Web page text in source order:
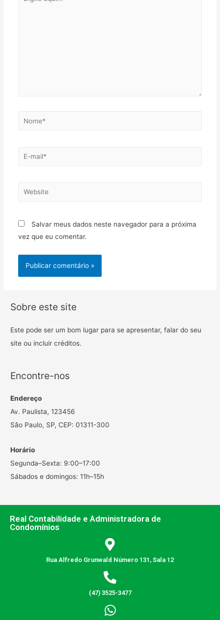
Salvar meus dados neste navegador para a próxima
vez que eu comentar.
Sobre este site
Este pode ser um bom lugar para se apresentar, falar do seu
site ou incluir créditos.
Encontre-nos
Endereço
Av. Paulista, 123456
São Paulo, SP, CEP: 01311-300
Horário
Segunda–Sexta: 9:00–17:00
Sábados e domingos: 11h–15h
Real Contabilidade e Administradora de
Condomínios
Rua Alfredo Grunwald Número 131, Sala 12
(47) 3525-3477